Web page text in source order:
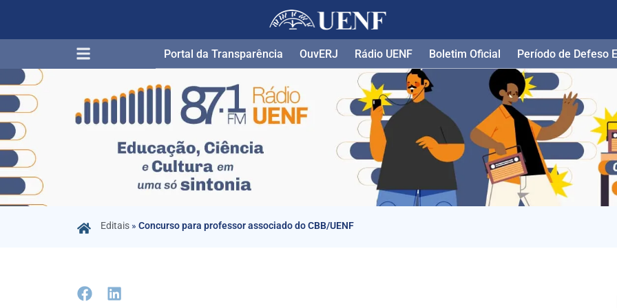
Portal da Transparência​ OuvERJ Rádio UENF Boletim Oficial Período de Defeso
Editais »Concurso para professor associado do CBB/UENF